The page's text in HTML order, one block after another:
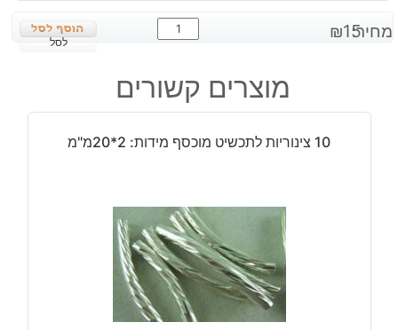
מחיר: ₪15
כמות
של
חרוזים
מתכת
מידה:
לסל
מוצרים קשורים
10 צינוריות לתכשיט מוכסף מידות: 2*20מ"מ